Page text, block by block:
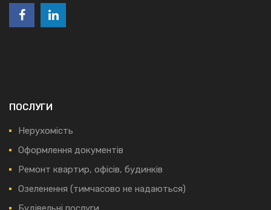
ПОСЛУГИ
Нерухомість
Оформлення документів
Ремонт квартир, офісів, будинків
Озеленення (тимчасово не надаються)